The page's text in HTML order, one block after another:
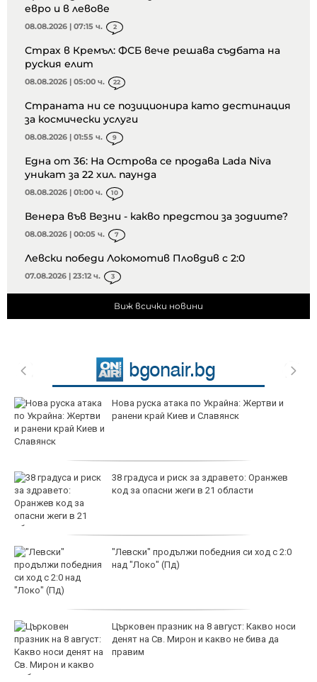
евро и в левове
08.08.2026 | 07:15 ч. 2
Страх в Кремъл: ФСБ вече решава съдбата на
руския елит
08.08.2026 | 05:00 ч. 22
Страната ни се позиционира като дестинация
за космически услуги
08.08.2026 | 01:55 ч. 9
Една от 36: На Острова се продава Lada Niva
уникат за 22 хил. паунда
08.08.2026 | 01:00 ч. 10
Венера във Везни - какво предстои за зодиите?
08.08.2026 | 00:05 ч. 7
Левски победи Локомотив Пловдив с 2:0
07.08.2026 | 23:12 ч. 3
Виж всички новини
Нова руска атака по Украйна: Жертви и
ранени край Киев и Славянск
38 градуса и риск за здравето: Оранжев
код за опасни жеги в 21 области
"Левски" продължи победния си ход с 2:0
над "Локо" (Пд)
Църковен празник на 8 август: Какво носи
денят на Св. Мирон и какво не бива да
правим